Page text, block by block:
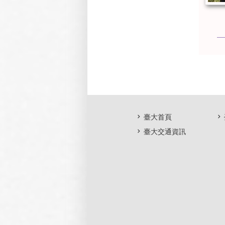
臺大首頁
臺大交通資訊